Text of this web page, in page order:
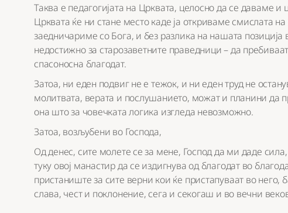
Таква е педагогијата на Црквата, целосно да се даваме
Црквата ќе ни стане место каде ја откриваме смислата
заедничариме со Бога, и без разлика на нашата
недостижно за старозаветните праведници – да
спасоносна благодат.
Затоа, ни еден подвиг не е тежок, и ни еден труд не
молитвата, верата и послушанието, можат и планини да
она што за човечката логика изгледа невозможно.
Затоа, возљубени во Господа,
Од денес, сите молете се за мене, Господ да ми даде
туку овој манастир да се издигнува од благодат во
пристаниште за сите верни кои ќе пристапуваат во него,
слава, чест и поклонение, сега и секогаш и во вечни